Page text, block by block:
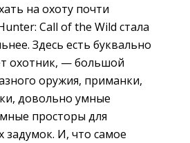
на охоту почти
Call of the Wild стала
Здесь есть буквально
охотник, — большой
оружия, приманки,
довольно умные
просторы для
задумок. И, что самое